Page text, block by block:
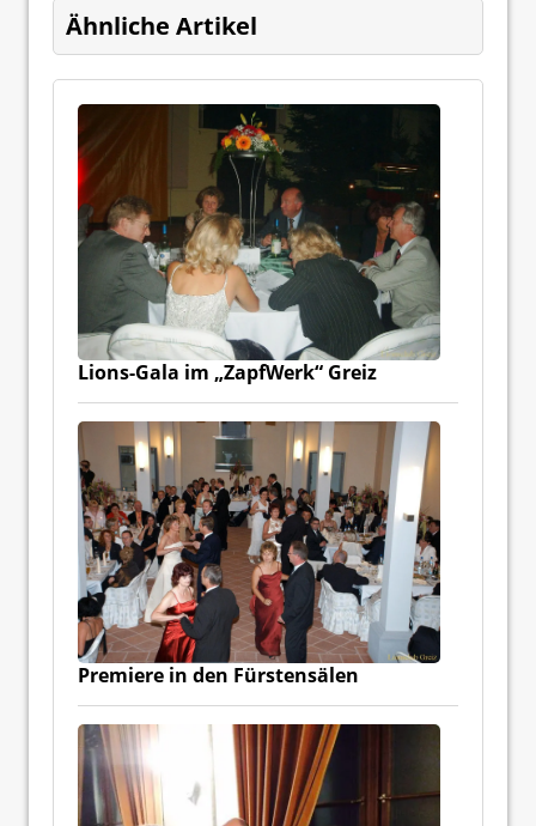
Ähnliche Artikel
Lions-Gala im „ZapfWerk“ Greiz
Premiere in den Fürstensälen